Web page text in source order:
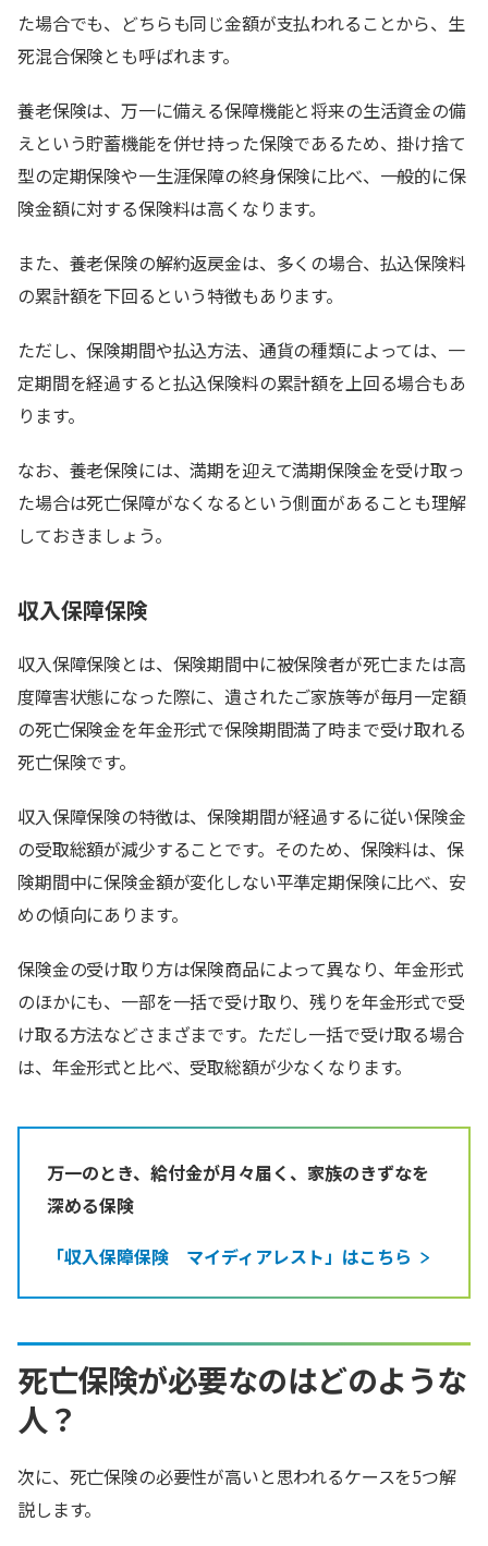
た場合でも、どちらも同じ金額が支払われることから、生
死混合保険とも呼ばれます。
養老保険は、万一に備える保障機能と将来の生活資金の備
えという貯蓄機能を併せ持った保険であるため、掛け捨て
型の定期保険や一生涯保障の終身保険に比べ、一般的に保
険金額に対する保険料は高くなります。
また、養老保険の解約返戻金は、多くの場合、払込保険料
の累計額を下回るという特徴もあります。
ただし、保険期間や払込方法、通貨の種類によっては、一
定期間を経過すると払込保険料の累計額を上回る場合もあ
ります。
なお、養老保険には、満期を迎えて満期保険金を受け取っ
た場合は死亡保障がなくなるという側面があることも理解
しておきましょう。
収入保障保険
収入保障保険とは、保険期間中に被保険者が死亡または高
度障害状態になった際に、遺されたご家族等が毎月一定額
の死亡保険金を年金形式で保険期間満了時まで受け取れる
死亡保険です。
収入保障保険の特徴は、保険期間が経過するに従い保険金
の受取総額が減少することです。そのため、保険料は、保
険期間中に保険金額が変化しない平準定期保険に比べ、安
めの傾向にあります。
保険金の受け取り方は保険商品によって異なり、年金形式
のほかにも、一部を一括で受け取り、残りを年金形式で受
け取る方法などさまざまです。ただし一括で受け取る場合
は、年金形式と比べ、受取総額が少なくなります。
万一のとき、給付金が月々届く、家族のきずなを
深める保険
「収入保障保険 マイディアレスト」はこちら
死亡保険が必要なのはどのような
人？
次に、死亡保険の必要性が高いと思われるケースを5つ解
説します。